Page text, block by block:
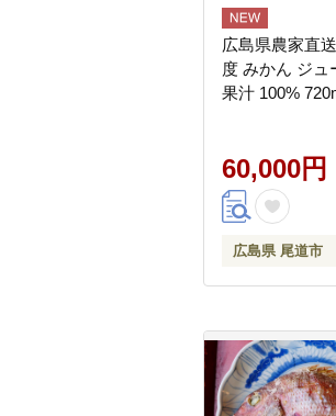
広島県農家直
度 みかん ジュ
果汁 100%
60,000円
広島県 尾道市